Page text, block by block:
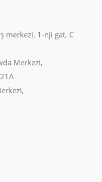
merkezi, 1-nji gat, C
Merkezi,